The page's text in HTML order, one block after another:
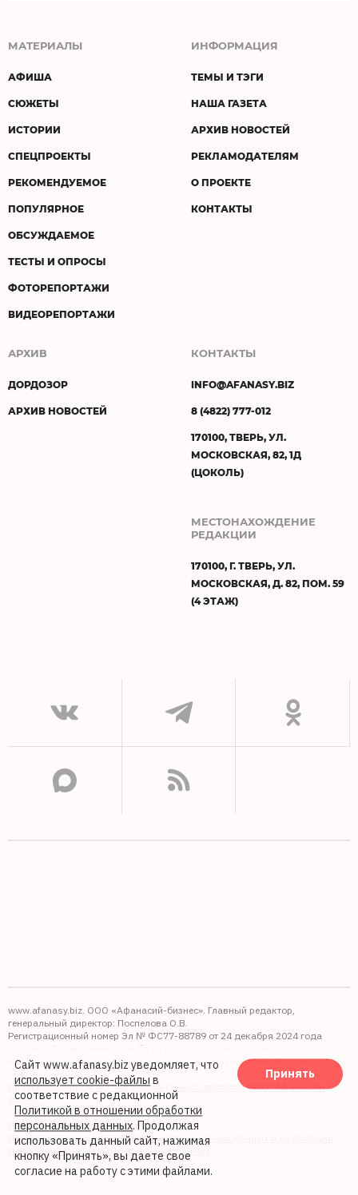
МАТЕРИАЛЫ
АФИША
СЮЖЕТЫ
ИСТОРИИ
СПЕЦПРОЕКТЫ
РЕКОМЕНДУЕМОЕ
ПОПУЛЯРНОЕ
ОБСУЖДАЕМОЕ
ТЕСТЫ И ОПРОСЫ
ФОТОРЕПОРТАЖИ
ВИДЕОРЕПОРТАЖИ
ИНФОРМАЦИЯ
ТЕМЫ И ТЭГИ
НАША ГАЗЕТА
АРХИВ НОВОСТЕЙ
РЕКЛАМОДАТЕЛЯМ
О ПРОЕКТЕ
КОНТАКТЫ
АРХИВ
ДОРДОЗОР
АРХИВ НОВОСТЕЙ
КОНТАКТЫ
INFO@AFANASY.BIZ
8 (4822) 777-012
170100, ТВЕРЬ, УЛ.
МОСКОВСКАЯ, 82, 1Д
(ЦОКОЛЬ)
МЕСТОНАХОЖДЕНИЕ
РЕДАКЦИИ
170100, Г. ТВЕРЬ, УЛ.
МОСКОВСКАЯ, Д. 82, ПОМ. 59
(4 ЭТАЖ)
www.afanasy.biz. ООО «Афанасий-бизнес». Главный редактор,
генеральный директор: Поспелова О.В.
Регистрационный номер Эл № ФС77-88789 от 24 декабря 2024 года
Выдано: Федеральная служба по надзору в сфере связи,
информационных технологий и массовых коммуникаций (Роскомнадзор).
Правопреемником АО "Афанасий-бизнес" является ООО "Афанасий-
бизнес"
Политика обработки файлов cookie
Политика в отношении обработки персональных данных и реализации
требований к защите персональных данных
Сайт www.afanasy.biz уведомляет, что
использует cookie-файлы в
соответствие с редакционной
Политикой в отношении обработки
персональных данных. Продолжая
использовать данный сайт, нажимая
кнопку «Принять», вы даете свое
согласие на работу с этими файлами.
Принять